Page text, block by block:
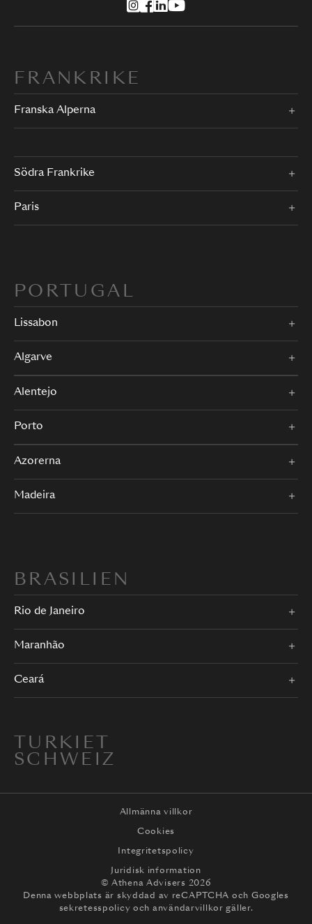
FRANKRIKE
Franska Alperna
Södra Frankrike
Paris
PORTUGAL
Lissabon
Algarve
Alentejo
Porto
Azorerna
Madeira
BRASILIEN
Rio de Janeiro
Maranhão
Ceará
TURKIET
SCHWEIZ
Allmänna villkor
Cookies
Integritetspolicy
Juridisk information
© Athena Advisers 2026
Denna webbplats är skyddad av reCAPTCHA och Googles
sekretesspolicy och användarvillkor gäller.